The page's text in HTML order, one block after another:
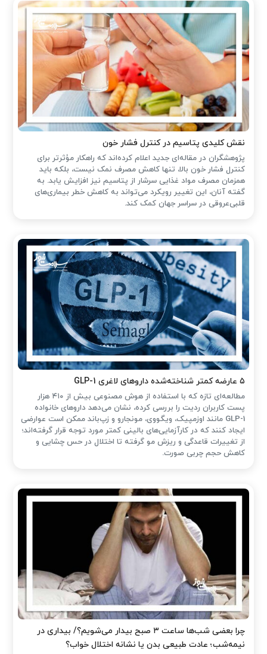
نقش کلیدی پتاسیم در کنترل فشار خون
پژوهشگران در مقاله‌ای جدید اعلام کرده‌اند که راهکار مؤثرتر برای
کنترل فشار خون بالا، تنها کاهش مصرف نمک نیست، بلکه باید
همزمان مصرف مواد غذایی سرشار از پتاسیم نیز افزایش یابد. به
گفته آنان، این تغییر رویکرد می‌تواند به کاهش خطر بیماری‌های
قلبی‌عروقی در سراسر جهان کمک کند.
۵ عارضه کمتر شناخته‌شده داروهای لاغری GLP-1
مطالعه‌ای تازه که با استفاده از هوش مصنوعی بیش از ۴۱۰ هزار
پست کاربران ردیت را بررسی کرده، نشان می‌دهد داروهای خانواده
GLP-1 مانند اوزمپیک، ویگووی، مونجارو و زپ‌باند ممکن است عوارضی
ایجاد کنند که در کارآزمایی‌های بالینی کمتر مورد توجه قرار گرفته‌اند؛
از تغییرات قاعدگی و ریزش مو گرفته تا اختلال در حس چشایی و
کاهش حجم چربی صورت.
چرا بعضی شب‌ها ساعت ۳ صبح بیدار می‌شویم؟/ بیداری در
نیمه‌شب؛ عادت طبیعی بدن یا نشانه اختلال خواب؟